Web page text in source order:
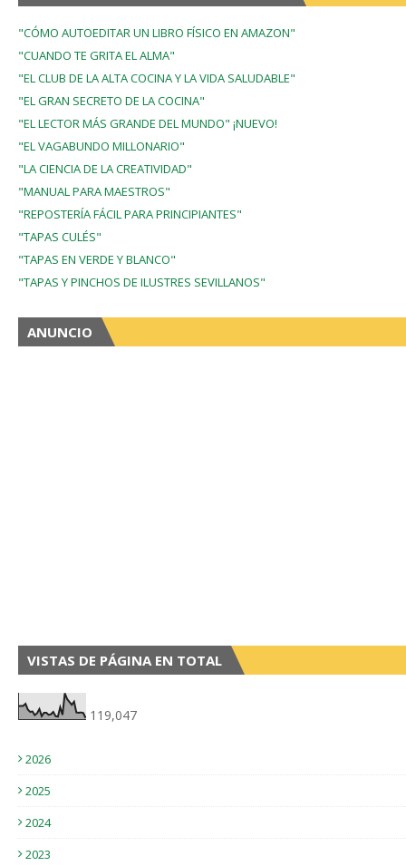
"CÓMO AUTOEDITAR UN LIBRO FÍSICO EN AMAZON"
"CUANDO TE GRITA EL ALMA"
"EL CLUB DE LA ALTA COCINA Y LA VIDA SALUDABLE"
"EL GRAN SECRETO DE LA COCINA"
"EL LECTOR MÁS GRANDE DEL MUNDO" ¡NUEVO!
"EL VAGABUNDO MILLONARIO"
"LA CIENCIA DE LA CREATIVIDAD"
"MANUAL PARA MAESTROS"
"REPOSTERÍA FÁCIL PARA PRINCIPIANTES"
"TAPAS CULÉS"
"TAPAS EN VERDE Y BLANCO"
"TAPAS Y PINCHOS DE ILUSTRES SEVILLANOS"
ANUNCIO
VISTAS DE PÁGINA EN TOTAL
119,047
2026
2025
2024
2023